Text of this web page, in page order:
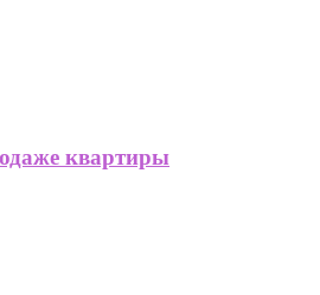
квартиры